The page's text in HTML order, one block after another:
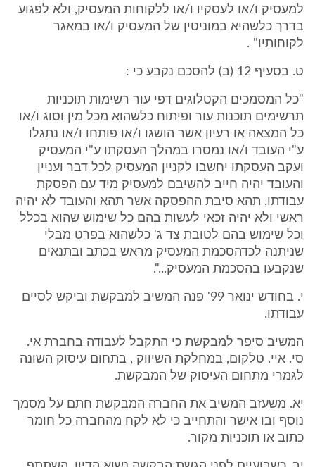
למעסיק ו/או לעסקיו ו/או ללקוחות המעסיק, ולא לפגוע
בדרך כלשהיא במוניטין של המעסיק ו/או במאגר
לקוחותיו" .
ט. בסעיף 12 (ב) להסכם נקבע כי :
"כל המסמכים הקטלוגים דפי עור רשימות תוכניות
תרשימים תוכנות עור ופיתוח כלשהוא מכל מין וסוג ו/או
כל המצאה או רעיון אשר הושגו ו/או פותחו ו/או נתגלו
ע"י העובד ו/או נמסרו במהלך העסקתו ע"י המעסיק
ועקב העסקתו יחשבו לקניין המעסיק לכל דבר ועניין
והעובד יהיה חייב להשיבם למעסיק מיד עם הפסקת
עבודתו, תהא סיבת ההפסקה אשר תהא והעובד לא יהיה
ראשי ולא יהיה זכאי לעשות בהם כל שימוש שהוא בכלל
וכל שימוש בהם לטובת צד ג' כלשהוא בפרט מבלי
שניתנה לכדהסכמת המעסיק מראש בכתב ובתנאים
שנקבעו בהסכמת המעסיק...".
י. בחודש ינואר 99' פנה המשיב למבקשת וביקש לסיים
עבודתו.
המשיב סיפר למבקשת כי התקבל לעבודה בחברת אי.
סי. איי. טלקום, במחלקת השיווק , בתחום עיסוק השונה
לגמרי מתחום העיסוק של המבקשת.
יא. משעזב המשיב את החברה המבקשת חתם על מסמך
נוסף ובו אישר והתחייב כי לא לקח מהחברה כל חומר
כתוב או תוכניות מקור.